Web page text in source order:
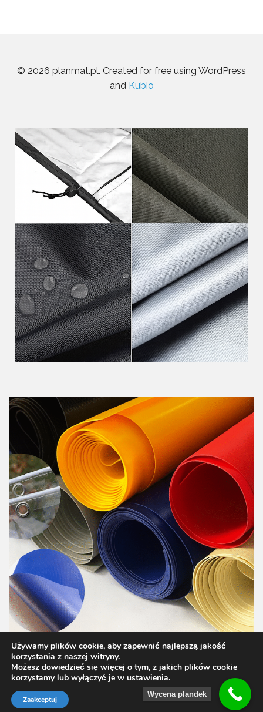
© 2026 planmat.pl. Created for free using WordPress
and Kubio
Używamy plików cookie, aby zapewnić najlepszą jakość
korzystania z naszej witryny.
Możesz dowiedzieć się więcej o tym, z jakich plików cookie
korzystamy lub wyłączyć je w ustawienia.
Zaakceptuj
Wycena plandek